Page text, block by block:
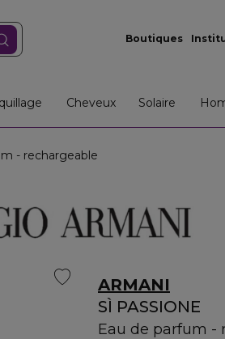
Boutiques
Cheveux Solaire
- rechargeable
ARMANI
SÌ PASSIONE
Eau de parfum -